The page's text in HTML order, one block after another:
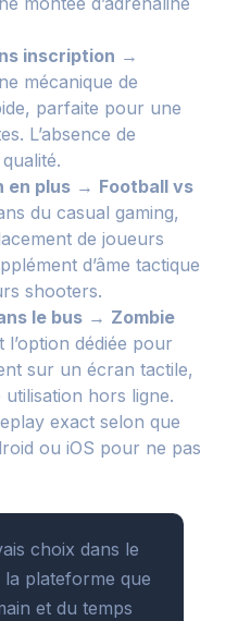
inscription →
mécanique de
parfaite pour une
L’absence de
en plus → Football vs
du casual gaming,
de joueurs
d’âme tactique
shooters.
le bus → Zombie
l’option dédiée pour
sur un écran tactile,
utilisation hors ligne.
exact selon que
ou iOS pour ne pas
choix dans le
la plateforme que
et du temps